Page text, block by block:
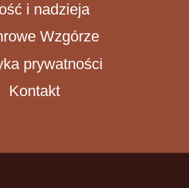
i nadzieja
Wzgórze
prywatności
Kontakt